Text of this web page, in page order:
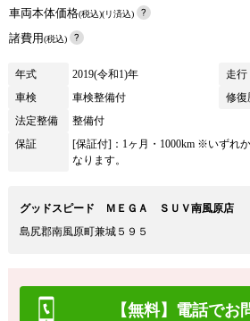
車両本体価格(税込)(リ済込)
諸費用(税込)
年式 2019(令和1)年 走行
車検
車検整備付 修復
法定整備
整備付
保証
[保証付]：1ヶ月・1000km ※いずれ
なります。
グッドスピード ＭＥＧＡ ＳＵＶ南風原店
島尻郡南風原町兼城５９５
【無料】電話でお